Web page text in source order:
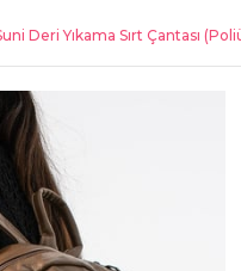
Deri Yıkama Sırt Çantası